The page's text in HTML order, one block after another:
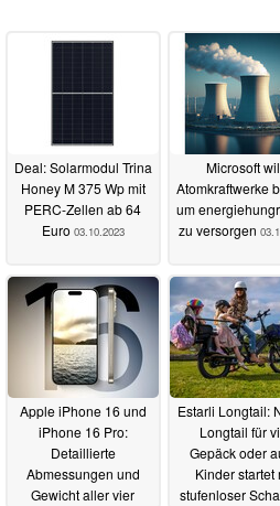
Deal: Solarmodul Trina
Honey M 375 Wp mit
PERC-Zellen ab 64
Euro 03.10.2023
Microsoft
Atomkraftwerke
um
zu versorgen
Apple iPhone 16 und
iPhone 16 Pro:
Detaillierte
Abmessungen und
Gewicht aller vier
Estarli Longtail:
Longtail für
Gepäck oder
Kinder startet
stufenloser